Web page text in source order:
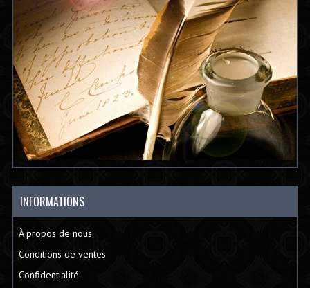
INFORMATIONS
À propos de nous
Conditions de ventes
Confidentialité